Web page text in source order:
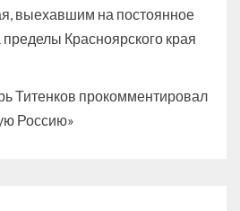
выехавшим на постоянное
пределы Красноярского края
Титенков прокомментировал
Россию»